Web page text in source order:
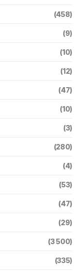
(458)
(9)
(10)
(12)
(47)
(10)
(3)
(280)
(4)
(53)
(47)
(29)
(3 500)
(335)